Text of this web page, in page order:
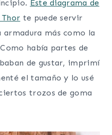
Este diagrama de
Thor te puede servir
armadura más como la
había partes de
de gustar, imprimí
el tamaño y lo usé
trozos de goma